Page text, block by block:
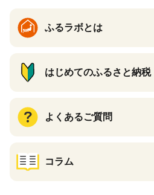
ふるラボとは
はじめてのふるさと納税
よくあるご質問
コラム